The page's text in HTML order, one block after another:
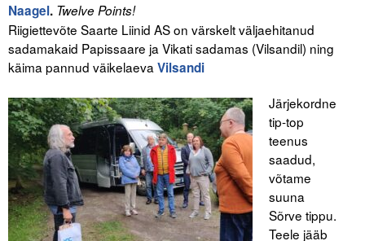
Naagel. Twelve Points!
Riigiettevõte Saarte Liinid AS on värskelt väljaehitanud
sadamakaid Papissaare ja Vikati sadamas (Vilsandil) ning
käima pannud väikelaeva Vilsandi
Järjekordne
tip-top
teenus
saadud,
võtame
suuna
Sõrve tippu.
Teele jääb